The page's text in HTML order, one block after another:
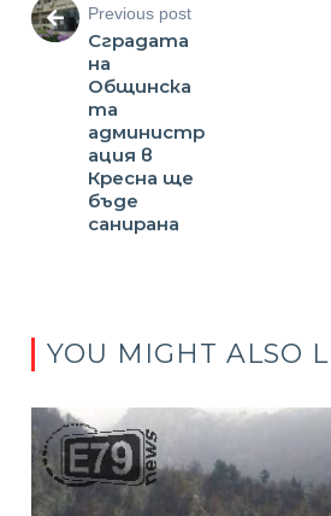
Previous post
Сградата
на
Общинска
та
администр
ация в
Кресна ще
бъде
санирана
YOU MIGHT ALSO